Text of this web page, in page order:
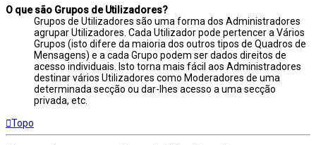
O que são Grupos de Utilizadores?
Grupos de Utilizadores são uma forma dos Administradores
agrupar Utilizadores. Cada Utilizador pode pertencer a Vários
Grupos (isto difere da maioria dos outros tipos de Quadros de
Mensagens) e a cada Grupo podem ser dados direitos de
acesso individuais. Isto torna mais fácil aos Administradores
destinar vários Utilizadores como Moderadores de uma
determinada secção ou dar-lhes acesso a uma secção
privada, etc.
Topo